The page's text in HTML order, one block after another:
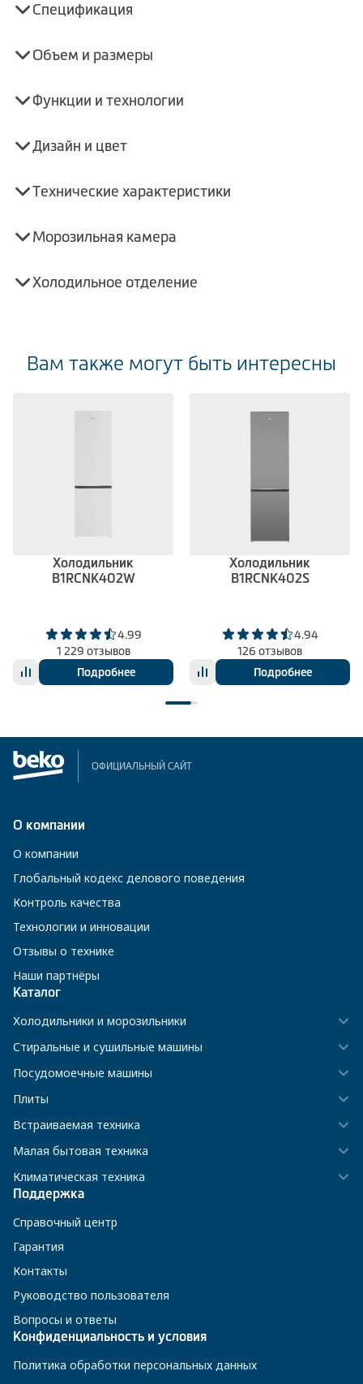
Спецификация
Объем и размеры
Функции и технологии
Дизайн и цвет
Технические характеристики
Морозильная камера
Холодильное отделение
Вам также могут быть интересны
Холодильник
B1RCNK402W
4.99
1 229 отзывов
Подробнее
Холодильник
B1RCNK402S
4.94
126 отзывов
Подробнее
ОФИЦИАЛЬНЫЙ САЙТ
О компании
О компании
Глобальный кодекс делового поведения
Контроль качества
Технологии и инновации
Отзывы о технике
Наши партнёры
Каталог
Холодильники и морозильники
Стиральные и сушильные машины
Посудомоечные машины
Плиты
Встраиваемая техника
Малая бытовая техника
Климатическая техника
Поддержка
Справочный центр
Гарантия
Контакты
Руководство пользователя
Вопросы и ответы
Конфиденциальность и условия
Политика обработки персональных данных